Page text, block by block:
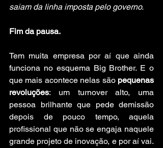
saiam da linha imposta pelo governo.
Fim da pausa.
Tem muita empresa por aí que ainda
funciona no esquema Big Brother. E o
que mais acontece nelas são pequenas
revoluções: um turnover alto, uma
pessoa brilhante que pede demissão
depois de pouco tempo, aquela
profissional que não se engaja naquele
grande projeto de inovação, e por aí vai.